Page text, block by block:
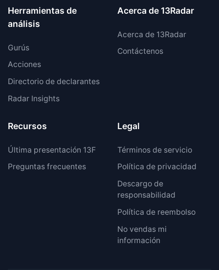
Herramientas de
análisis
Gurús
Acciones
Directorio de declarantes
Radar Insights
Acerca de 13Radar
Acerca de 13Radar
Contáctenos
Recursos
Última presentación 13F
Preguntas frecuentes
Legal
Términos de servicio
Política de privacidad
Descargo de
responsabilidad
Política de reembolso
No vendas mi
información